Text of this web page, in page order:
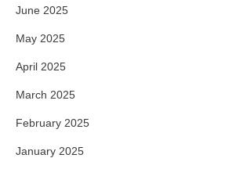
June 2025
May 2025
April 2025
March 2025
February 2025
January 2025